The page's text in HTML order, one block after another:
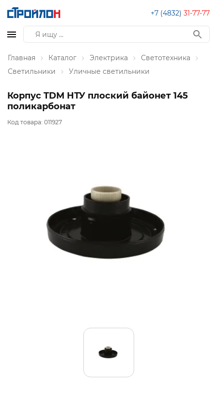
+7 (4832) 31-77-77
Главная Каталог Электрика
Светотехника
Светильники
Уличные светильники
Корпус TDM НТУ плоский байонет 145
поликарбонат
Код товара: 011927